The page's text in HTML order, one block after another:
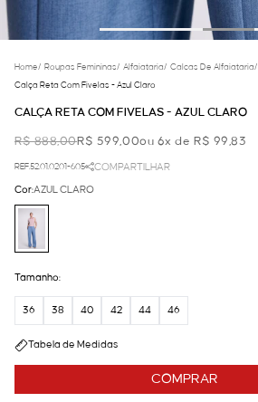
Home/ Roupas Femininas/ Alfaiataria/ Calcas De Alfaiataria/
Calça Reta Com Fivelas - Azul Claro
CALÇA RETA COM FIVELAS - AZUL CLARO
R$ 888,00R$ 599,00ou 6x de R$ 99,83
REF.52.01.0201-605 COMPARTILHAR
COMPRAR
Cor:AZUL CLARO
Tamanho:
36 38 40 42 44 46
Tabela de Medidas